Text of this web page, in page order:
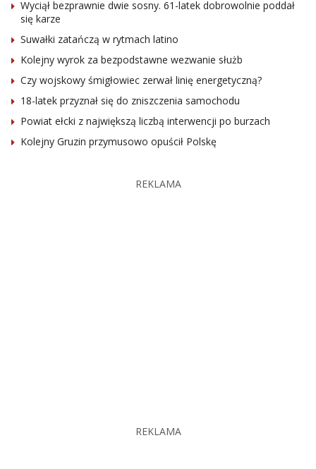
Wyciął bezprawnie dwie sosny. 61-latek dobrowolnie poddał
się karze
Suwałki zatańczą w rytmach latino
Kolejny wyrok za bezpodstawne wezwanie służb
Czy wojskowy śmigłowiec zerwał linię energetyczną?
18-latek przyznał się do zniszczenia samochodu
Powiat ełcki z największą liczbą interwencji po burzach
Kolejny Gruzin przymusowo opuścił Polskę
REKLAMA
REKLAMA